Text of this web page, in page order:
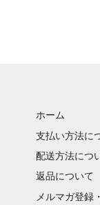
ホーム
支払い方法に
配送方法につ
返品について
メルマガ登録